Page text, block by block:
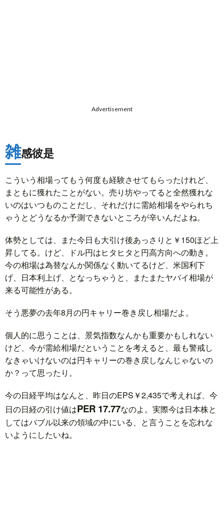
Advertisement
雑感彼是
こういう相場ってもう何度も経験させてもらったけれど、
まともに獲れたことがない。売り坊やってると全然獲れな
いのはいつものことだし、それだけに需給相場をやられち
ゃうとどうなるか予測できないところが辛いんだよね。
体勢としては、また今日も大引け後あっさりと￥150ほど上
昇してる。けど、ドル円はヒタヒタと円高方向への動き。
今の相場は為替なんか関係なく動いてるけど、米国利下
げ、日本利上げ、となっちゃうと、またまたヤバイ相場が
来る可能性がある。
そう悪夢の去年8月の円キャリー巻き戻し相場だよ。
個人的に思うことは、景気指数なんかも重要かもしれない
けど、今が需給相場だということを考えると、最も警戒し
なきゃいけないのは円キャリーの巻き戻しなんじゃないの
か？って思ったり。
今の日経平均はなんと、昨日のEPS￥2,435で考えれば、今
日の日経の引け値はPER 17.77なのよ。実際今は日本株と
してはバブル以来の領域の中にいる、と言うことを忘れな
いようにしたいね。